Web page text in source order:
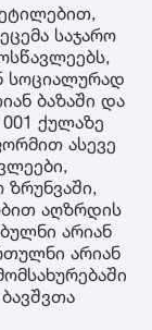
საჯარო
სოციალურად
ბაზაში და
ქულაზე
ასევე
აღზრდის
არიან
არიან